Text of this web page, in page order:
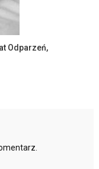
Odparzeń,